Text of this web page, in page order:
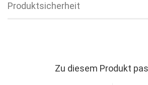
Produktsicherheit
Zu diesem Produkt